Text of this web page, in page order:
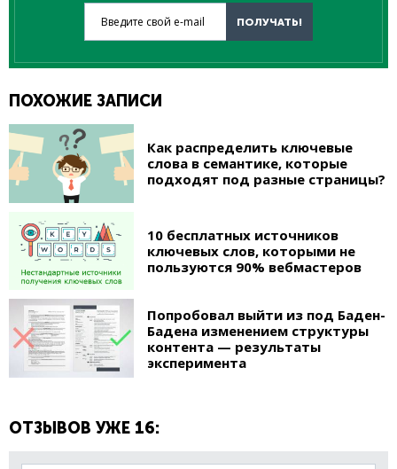
Введите свой e-mail
ПОЛУЧАТЬ!
ПОХОЖИЕ ЗАПИСИ
Как распределить ключевые
слова в семантике, которые
подходят под разные страницы?
10 бесплатных источников
ключевых слов, которыми не
пользуются 90% вебмастеров
Попробовал выйти из под Баден-
Бадена изменением структуры
контента — результаты
эксперимента
ОТЗЫВОВ УЖЕ 16: